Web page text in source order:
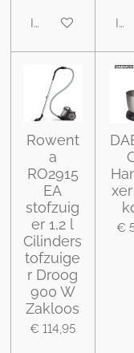
In winkelwagenIn
Rowent
a
RO2915
EA
stofzuig
er 1,2 l
Cilinders
tofzuige
r Droog
900 W
Zakloos
€ 114,95
€